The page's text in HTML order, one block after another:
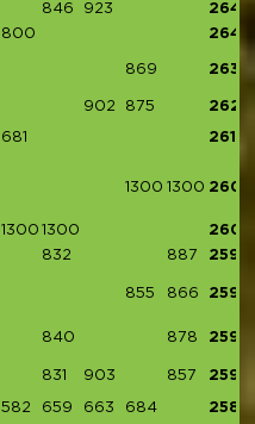
846 923
2645
800 2640
869 2633
902 875 2621
681 2618
1300 1300 2600
1300 1300
2600
832 887 2595
855 866 2593
840 878 2591
831 903 857 2591
582 659 663 684
2588